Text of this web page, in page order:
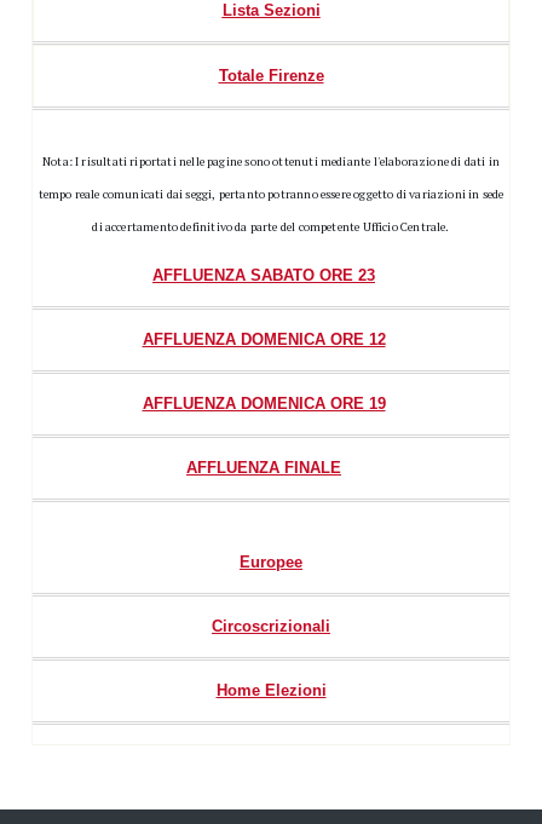
Lista Sezioni
Totale Firenze
Nota: I risultati riportati nelle pagine sono ottenuti mediante l'elaborazione di dati in
tempo reale comunicati dai seggi, pertanto potranno essere oggetto di variazioni in sede
di accertamento definitivo da parte del competente Ufficio Centrale.
AFFLUENZA SABATO ORE 23
AFFLUENZA DOMENICA ORE 12
AFFLUENZA DOMENICA ORE 19
AFFLUENZA FINALE
Europee
Circoscrizionali
Home Elezioni